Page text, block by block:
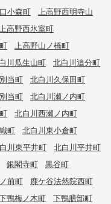
小森町
上高野西明寺山
高野西氷室町
上高野山ノ橋町
川瓜生山町
北白川追分町
当町
北白川久保田町
当町
北白川瀬ノ内町
北白川西瀬ノ内町
町
北白川東小倉町
川東平井町
北白川平井町
銀閣寺町
黒谷町
前町
鹿ケ谷法然院西町
鴨梅ノ木町
下鴨膳部町